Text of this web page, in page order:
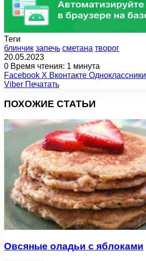
Теги
блинчик запечь сметана творог
20.05.2023
0 Время чтения: 1 минута
Facebook X Вконтакте Одноклассники
Viber Печатать
ПОХОЖИЕ СТАТЬИ
Овсяные оладьи с яблоками